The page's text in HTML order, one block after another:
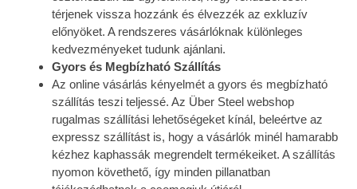
térjenek vissza hozzánk és élvezzék az exkluzív
előnyöket. A rendszeres vásárlóknak különleges
kedvezményeket tudunk ajánlani.
Gyors és Megbízható Szállítás
Az online vásárlás kényelmét a gyors és megbízható
szállítás teszi teljessé. Az Über Steel webshop
rugalmas szállítási lehetőségeket kínál, beleértve az
expressz szállítást is, hogy a vásárlók minél hamarabb
kézhez kaphassák megrendelt termékeiket. A szállítás
nyomon követhető, így minden pillanatban